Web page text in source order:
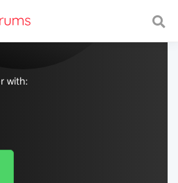
with a fast and
with: